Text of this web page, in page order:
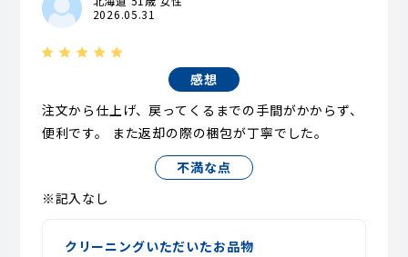
2026.05.31
感想
注文から仕上げ、戻ってくるまでの手間がかからず、
便利です。 また返却の際の梱包が丁寧でした。
不満な点
※記入なし
クリーニングいただいたお品物